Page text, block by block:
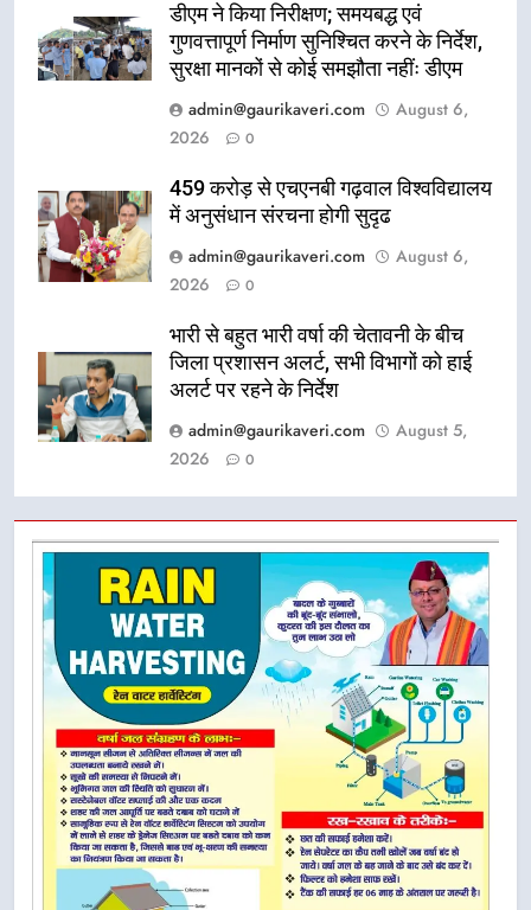
डीएम ने किया निरीक्षण; समयबद्ध एवं
गुणवत्तापूर्ण निर्माण सुनिश्चित करने के निर्देश,
सुरक्षा मानकों से कोई समझौता नहींः डीएम
admin@gaurikaveri.com
August 6,
2026
0
459 करोड़ से एचएनबी गढ़वाल विश्वविद्यालय
में अनुसंधान संरचना होगी सुदृढ
admin@gaurikaveri.com
August 6,
2026
0
भारी से बहुत भारी वर्षा की चेतावनी के बीच
जिला प्रशासन अलर्ट, सभी विभागों को हाई
अलर्ट पर रहने के निर्देश
admin@gaurikaveri.com
August 5,
2026
0